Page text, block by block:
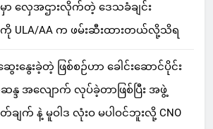
လှေအဌားလိုက်တဲ့ ဒေသခံချင်း
ကို ULA/AA က ဖမ်းဆီးထားတယ်လို့သိရ
းနွေးခဲ့တဲ့ ဖြစ်စဉ်ဟာ ခေါင်းဆောင်ပိုင်း
ဒ အလျောက် လုပ်ခဲ့တာဖြစ်ပြီး အဖွဲ့
ျက် နဲ့ မူဝါဒ လုံးဝ မပါဝင်ဘူးလို့ CNO